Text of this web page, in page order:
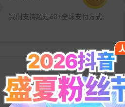
我们支持超过60+全球支付方式;